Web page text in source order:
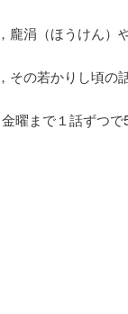
龐涓（ほうけん）
の若かりし頃の
曜まで１話ずつ